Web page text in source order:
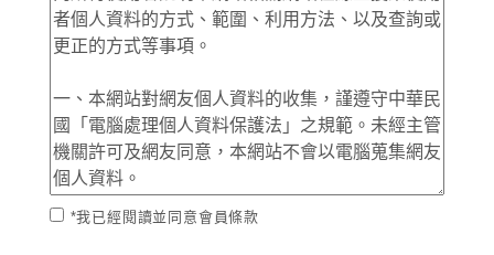
*我已經閱讀並同意會員條款